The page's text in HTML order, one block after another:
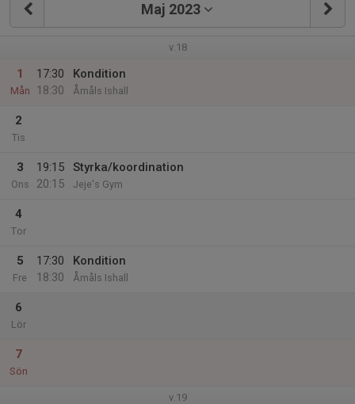
Maj 2023
v.18
1
Mån
17:30
18:30
Kondition
Åmåls Ishall
2
Tis
3
Ons
19:15
20:15
Styrka/koordination
Jeje's Gym
4
Tor
5
Fre
17:30
18:30
Kondition
Åmåls Ishall
6
Lör
7
Sön
v.19